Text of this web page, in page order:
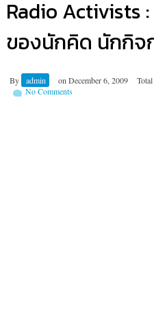
Radio Activists :
ของนักคิด นักกิจ
By admin on December 6, 2009
No Comments